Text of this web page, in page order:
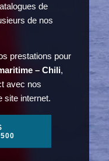
de
de nos
prestations pour
– Chili,
avec nos
site internet.